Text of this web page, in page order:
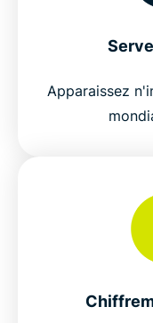
Apparaissez